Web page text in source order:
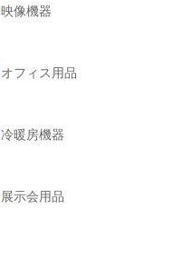
映像機器
オフィス用品
冷暖房機器
展示会用品